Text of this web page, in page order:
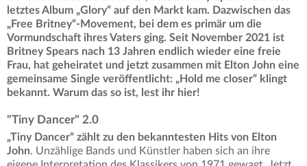
letztes Album „Glory“ auf den Markt kam. Dazwischen das
„Free Britney“-Movement, bei dem es primär um die
Vormundschaft ihres Vaters ging. Seit November 2021 ist
Britney Spears nach 13 Jahren endlich wieder eine freie
Frau, hat geheiratet und jetzt zusammen mit Elton John eine
gemeinsame Single veröffentlicht: „Hold me closer“ klingt
bekannt. Warum das so ist, lest ihr hier!
"Tiny Dancer" 2.0
„Tiny Dancer“ zählt zu den bekanntesten Hits von Elton
John. Unzählige Bands und Künstler haben sich an ihre